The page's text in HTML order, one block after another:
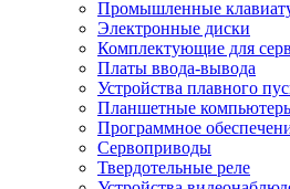
Промышленные
Электронные диски
Комплектующие для
Платы ввода-вывода
Устройства плавного
Планшетные
Программное
Сервоприводы
Твердотельные реле